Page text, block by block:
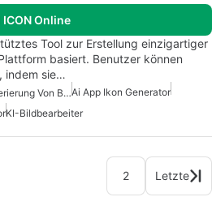
ICON Online
Tool zur Erstellung einzigartiger
basiert. Benutzer können
indem sie…
Beste KI-Tools Zur Generierung Von BildernAi App Ikon Generator
KI-Bildbearbeiter
2 Letzte